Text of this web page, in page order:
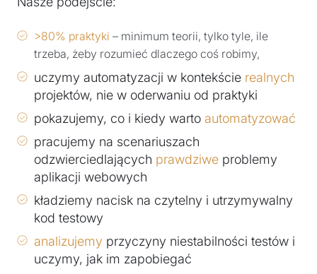
>80% praktyki – minimum teorii, tylko tyle, ile
trzeba, żeby rozumieć dlaczego coś robimy,
uczymy automatyzacji w kontekście realnych
projektów, nie w oderwaniu od praktyki
pokazujemy, co i kiedy warto automatyzować
pracujemy na scenariuszach
odzwierciedlających prawdziwe problemy
aplikacji webowych
kładziemy nacisk na czytelny i utrzymywalny
kod testowy
analizujemy przyczyny niestabilności testów i
uczymy, jak im zapobiegać